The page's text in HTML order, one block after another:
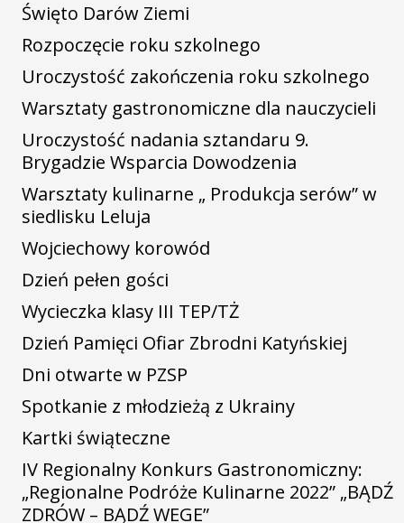
Święto Darów Ziemi
Rozpoczęcie roku szkolnego
Uroczystość zakończenia roku szkolnego
Warsztaty gastronomiczne dla nauczycieli
Uroczystość nadania sztandaru 9.
Brygadzie Wsparcia Dowodzenia
Warsztaty kulinarne „ Produkcja serów” w
siedlisku Leluja
Wojciechowy korowód
Dzień pełen gości
Wycieczka klasy III TEP/TŻ
Dzień Pamięci Ofiar Zbrodni Katyńskiej
Dni otwarte w PZSP
Spotkanie z młodzieżą z Ukrainy
Kartki świąteczne
IV Regionalny Konkurs Gastronomiczny:
„Regionalne Podróże Kulinarne 2022” „BĄDŹ
ZDRÓW – BĄDŹ WEGE”